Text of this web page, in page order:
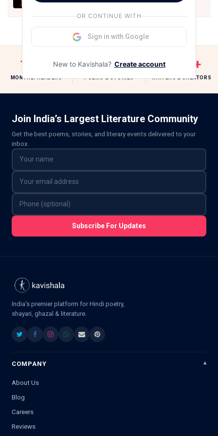
10M+
MONTHLY READERS
1M+
POEMS & STORIES
250K+
WRITERS & CREATORS
Join India’s Largest Literature Community
Get the best poems, stories, and literary events delivered to your
inbox.
Subscribe For Updates
India's premier platform for Hindi poetry,
shayari, ghazal & literature.
COMPANY
About Us
Blog
Careers
Reviews
OR CONTINUE WITH
Sign in with Google
New to Kavishala? Create account